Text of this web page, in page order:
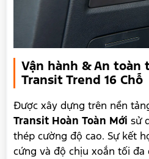
Vận hành & An toàn
Transit Trend 16 Chỗ
Được xây dựng trên nền
Transit Hoàn Toàn Mới sử
thép cường độ cao. Sự kết
cứng và độ chịu xoắn tối